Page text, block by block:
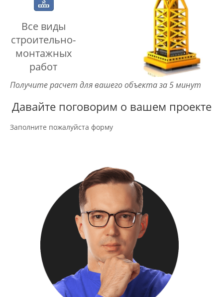
Все виды
строительно-
монтажных
работ
Получите расчет для вашего объекта за 5 минут
Давайте поговорим о вашем проекте
Заполните пожалуйста форму